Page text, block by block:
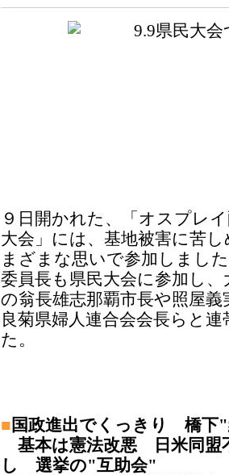
９日開かれた、「オスプレ
大会」には、基地被害に苦
まざまな思いで参加しまし
委員長も県民大会に参加し
の翁長雄志那覇市長や照屋
良菊県婦人連合会会長らと
た。
■ 国政進出でくっきり 橋下
基本は憲法改悪 日米同盟
し 選挙の"互助会"